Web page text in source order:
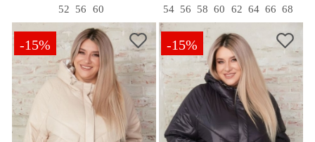
52 56 60 54 56 58 60 62 64 66 68
-15% -15%